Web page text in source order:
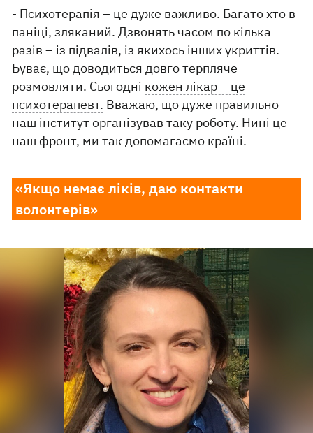
- Психотерапія – це дуже важливо. Багато хто в
паніці, зляканий. Дзвонять часом по кілька
разів – із підвалів, із якихось інших укриттів.
Буває, що доводиться довго терпляче
розмовляти. Сьогодні кожен лікар – це
психотерапевт. Вважаю, що дуже правильно
наш інститут організував таку роботу. Нині це
наш фронт, ми так допомагаємо країні.
«Якщо немає ліків, даю контакти
волонтерів»